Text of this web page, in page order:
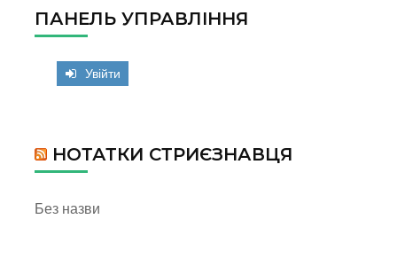
ПАНЕЛЬ УПРАВЛІННЯ
Увійти
НОТАТКИ СТРИЄЗНАВЦЯ
Без назви